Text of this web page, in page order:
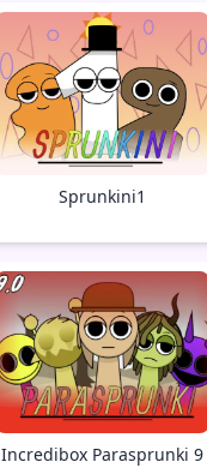
Sprunkini1
Incredibox Parasprunki 9